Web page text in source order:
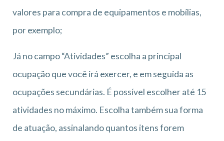
valores para compra de equipamentos e mobílias,
por exemplo;
Já no campo “Atividades” escolha a principal
ocupação que você irá exercer, e em seguida as
ocupações secundárias. É possível escolher até 15
atividades no máximo. Escolha também sua forma
de atuação, assinalando quantos itens forem